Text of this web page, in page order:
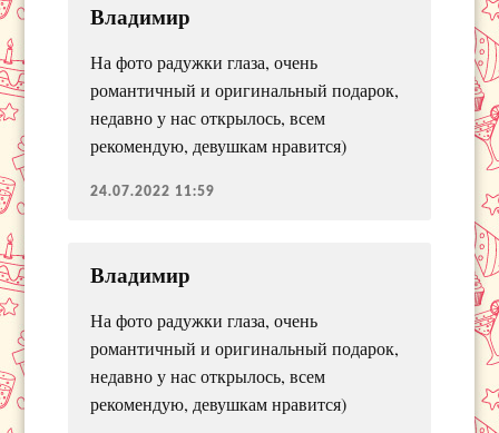
Владимир
На фото радужки глаза, очень
романтичный и оригинальный подарок,
недавно у нас открылось, всем
рекомендую, девушкам нравится)
24.07.2022 11:59
Владимир
На фото радужки глаза, очень
романтичный и оригинальный подарок,
недавно у нас открылось, всем
рекомендую, девушкам нравится)